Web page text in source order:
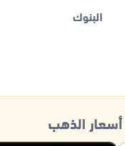
البنوك
الذهب